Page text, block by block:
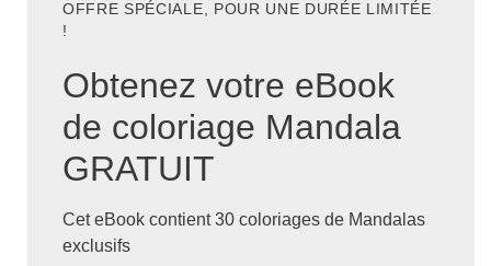
OFFRE SPÉCIALE, POUR UNE DURÉE LIMITÉE
!
Obtenez votre eBook
de coloriage Mandala
GRATUIT
Cet eBook contient 30 coloriages de Mandalas
exclusifs